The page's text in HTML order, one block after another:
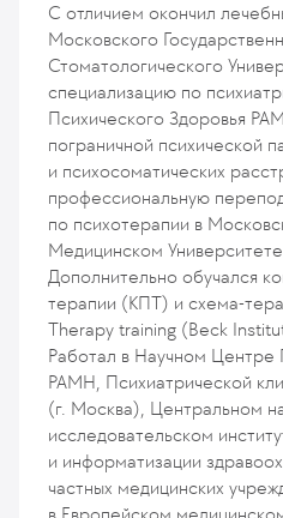
С отличием окончил
Московского
Стоматологического
специализацию по
Психического Здоровья
пограничной психической
и психосоматических
профессиональную
по психотерапии в
Медицинском
Дополнительно обучался
терапии (КПТ) и схема-
Therapy training (Beck
Работал в Научном Центре
РАМН, Психиатрической
(г. Москва), Центральном
исследовательском
и информатизации
частных медицинских